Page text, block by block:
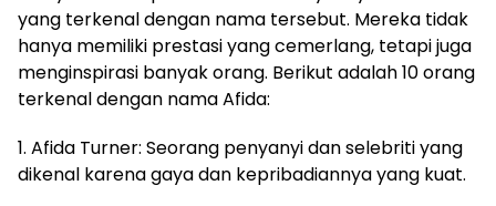
yang terkenal dengan nama tersebut. Mereka tidak
hanya memiliki prestasi yang cemerlang, tetapi juga
menginspirasi banyak orang. Berikut adalah 10 orang
terkenal dengan nama Afida:
1. Afida Turner: Seorang penyanyi dan selebriti yang
dikenal karena gaya dan kepribadiannya yang kuat.